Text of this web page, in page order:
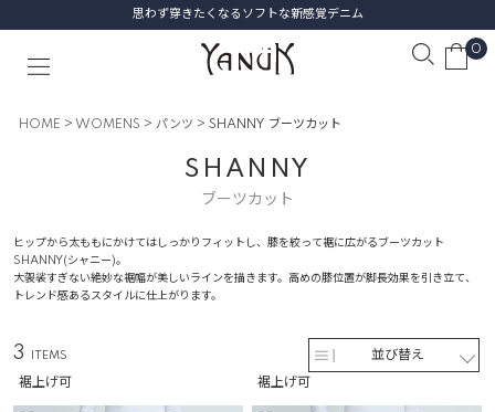
思わず穿きたくなるソフトな新感覚デニム
0
HOME WOMENS パンツ SHANNY ブーツカット
SHANNY
ブーツカット
ヒップから太ももにかけてはしっかりフィットし、膝を絞って裾に広がるブーツカット
SHANNY(シャニー)。
大袈裟すぎない絶妙な裾幅が美しいラインを描きます。高めの膝位置が脚長効果を引き立て、
トレンド感あるスタイルに仕上がります。
並び替え
3
裾上げ可 裾上げ可